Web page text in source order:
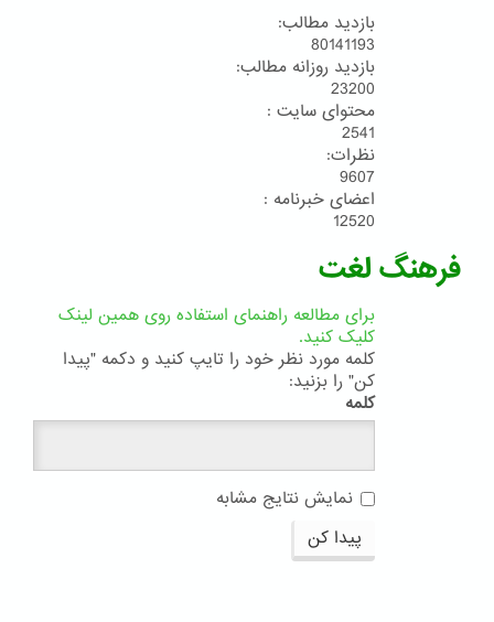
بازدید مطالب:
80141193
بازدید روزانه مطالب:
23200
محتوای سایت :
2541
نظرات:
9607
اعضای خبرنامه :
12520
فرهنگ لغت
برای مطالعه راهنمای استفاده روی همین لینک
کلیک کنید.
کلمه مورد نظر خود را تایپ کنید و دکمه "پیدا
کن" را بزنید:
کلمه
نمایش نتایج مشابه
پیدا کن